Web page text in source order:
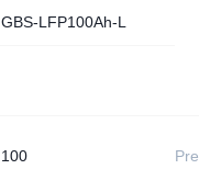
GBS-LFP100Ah-L
100